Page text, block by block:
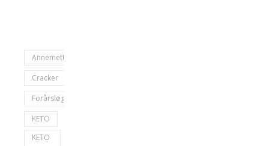
AnnemetteEngell
Cracker
Forårsløg
KETO
KETO